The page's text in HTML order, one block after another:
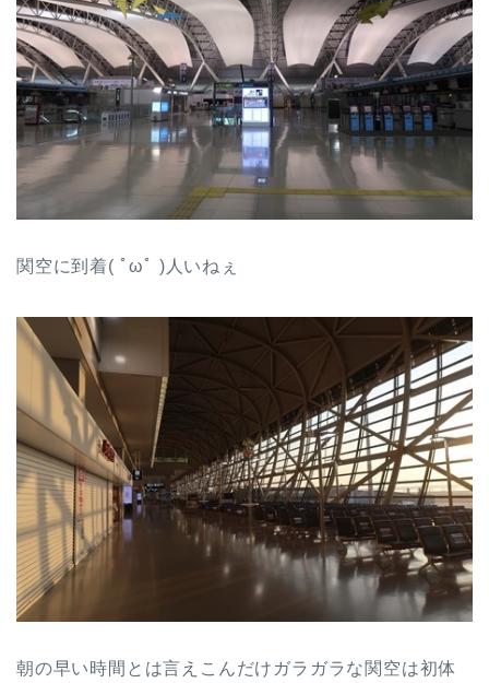
関空に到着( ﾟωﾟ )人いねぇ
朝の早い時間とは言えこんだけガラガラな関空は初体